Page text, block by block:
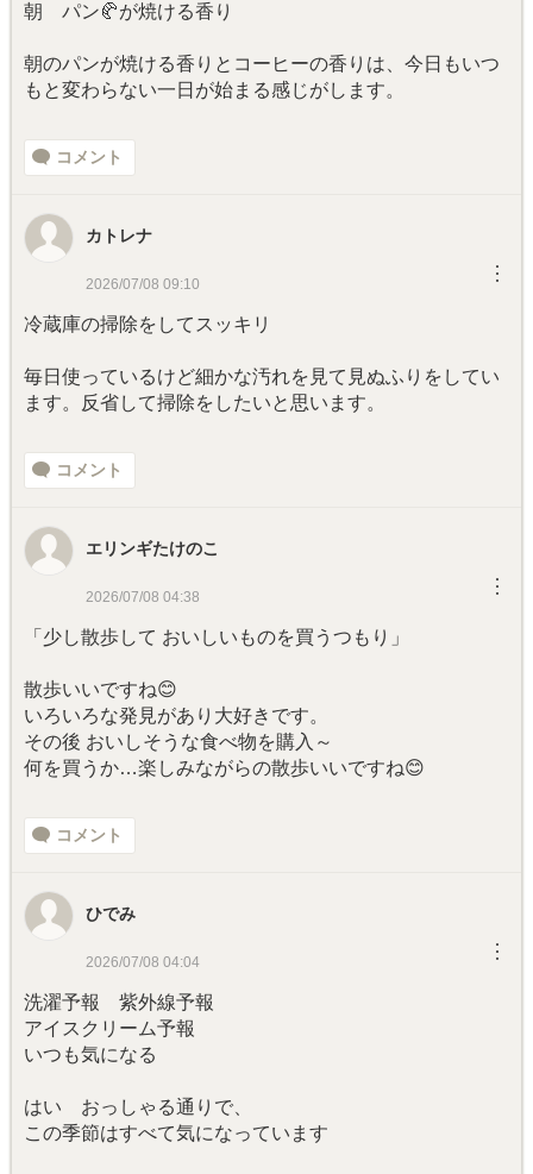
朝 パン🥐が焼ける香り
朝のパンが焼ける香りとコーヒーの香りは、今日もいつ
もと変わらない一日が始まる感じがします。
コメント
カトレナ
2026/07/08 09:10 ︙
冷蔵庫の掃除をしてスッキリ
毎日使っているけど細かな汚れを見て見ぬふりをしてい
ます。反省して掃除をしたいと思います。
コメント
エリンギたけのこ
2026/07/08 04:38 ︙
「少し散歩して おいしいものを買うつもり」
散歩いいですね😊
いろいろな発見があり大好きです。
その後 おいしそうな食べ物を購入～
何を買うか…楽しみながらの散歩いいですね😊
コメント
ひでみ
2026/07/08 04:04 ︙
洗濯予報 紫外線予報
アイスクリーム予報
いつも気になる
はい おっしゃる通りで、
この季節はすべて気になっています